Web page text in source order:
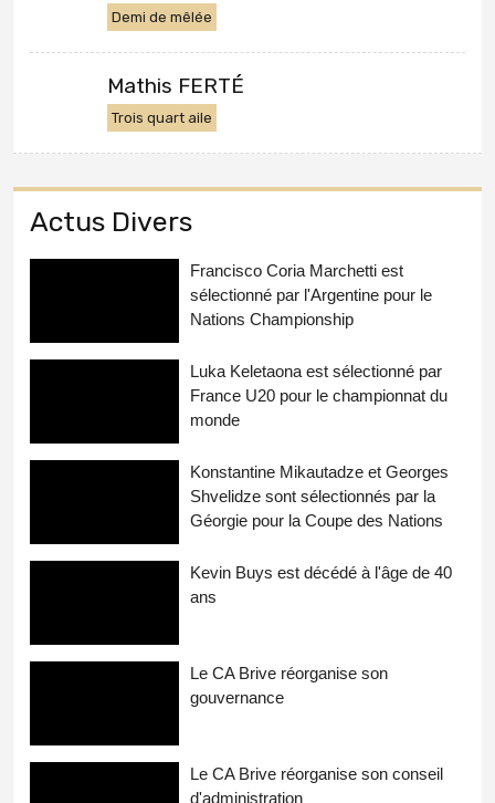
Demi de mêlée
Mathis FERTÉ
Trois quart aile
Actus Divers
Francisco Coria Marchetti est
sélectionné par l'Argentine pour le
Nations Championship
Luka Keletaona est sélectionné par
France U20 pour le championnat du
monde
Konstantine Mikautadze et Georges
Shvelidze sont sélectionnés par la
Géorgie pour la Coupe des Nations
Kevin Buys est décédé à l'âge de 40
ans
Le CA Brive réorganise son
gouvernance
Le CA Brive réorganise son conseil
d'administration